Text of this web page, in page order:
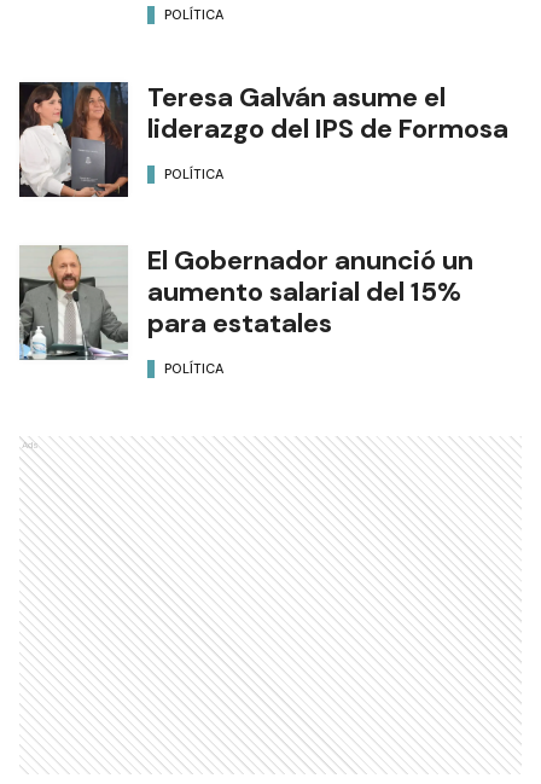
POLÍTICA
Teresa Galván asume el
liderazgo del IPS de Formosa
POLÍTICA
El Gobernador anunció un
aumento salarial del 15%
para estatales
POLÍTICA
Ads